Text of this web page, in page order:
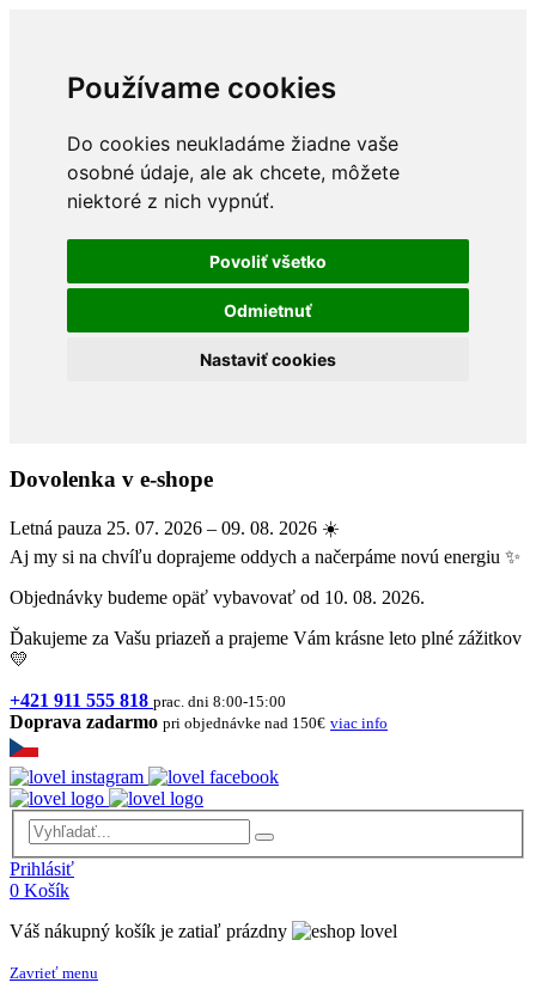
Používame cookies
Do cookies neukladáme žiadne vaše
osobné údaje, ale ak chcete, môžete
niektoré z nich vypnúť.
Povoliť všetko
Odmietnuť
Nastaviť cookies
Dovolenka v e-shope
Letná pauza 25. 07. 2026 – 09. 08. 2026 ☀️
Aj my si na chvíľu doprajeme oddych a načerpáme novú energiu ✨
Objednávky budeme opäť vybavovať od 10. 08. 2026.
Ďakujeme za Vašu priazeň a prajeme Vám krásne leto plné zážitkov
💛
+421 911 555 818 prac. dni 8:00-15:00
Doprava zadarmo pri objednávke nad 150€ viac info
Prihlásiť
0 Košík
Váš nákupný košík je zatiaľ prázdny
Zavrieť menu